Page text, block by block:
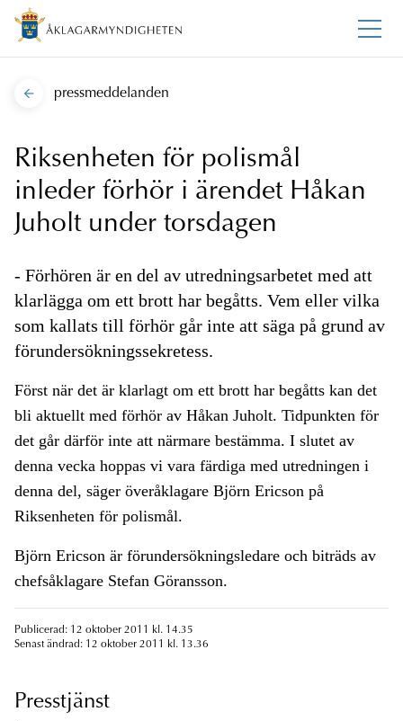
pressmeddelanden
Riksenheten för polismål
inleder förhör i ärendet Håkan
Juholt under torsdagen
- Förhören är en del av utredningsarbetet med att
klarlägga om ett brott har begåtts. Vem eller vilka
som kallats till förhör går inte att säga på grund av
förundersökningssekretess.
Först när det är klarlagt om ett brott har begåtts kan det
bli aktuellt med förhör av Håkan Juholt. Tidpunkten för
det går därför inte att närmare bestämma. I slutet av
denna vecka hoppas vi vara färdiga med utredningen i
denna del, säger överåklagare Björn Ericson på
Riksenheten för polismål.
Björn Ericson är förundersökningsledare och biträds av
chefsåklagare Stefan Göransson.
Publicerad: 12 oktober 2011 kl. 14.35
Senast ändrad: 12 oktober 2011 kl. 13.36
Presstjänst